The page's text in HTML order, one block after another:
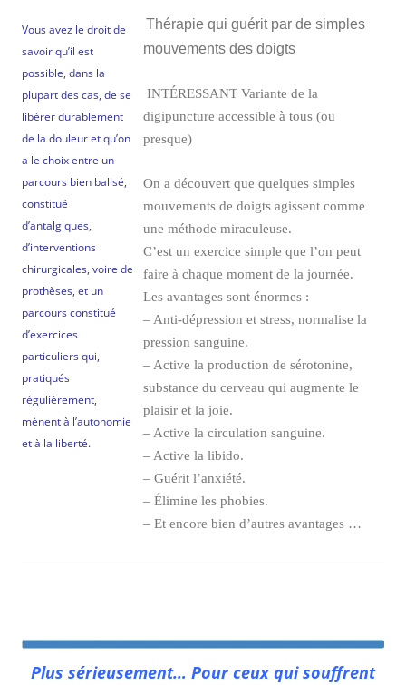
Vous avez le droit de
savoir qu’il est
possible, dans la
plupart des cas, de se
libérer durablement
de la douleur et qu’on
a le choix entre un
parcours bien balisé,
constitué
d’antalgiques,
d’interventions
chirurgicales, voire de
prothèses, et un
parcours constitué
d’exercices
particuliers qui,
pratiqués
régulièrement,
mènent à l’autonomie
et à la liberté.
Thérapie qui guérit par de simples
mouvements des doigts
INTÉRESSANT Variante de la
digipuncture accessible à tous (ou
presque)
On a découvert que quelques simples
mouvements de doigts agissent comme
une méthode miraculeuse.
C’est un exercice simple que l’on peut
faire à chaque moment de la journée.
Les avantages sont énormes :
– Anti-dépression et stress, normalise la
pression sanguine.
– Active la production de sérotonine,
substance du cerveau qui augmente le
plaisir et la joie.
– Active la circulation sanguine.
– Active la libido.
– Guérit l’anxiété.
– Élimine les phobies.
– Et encore bien d’autres avantages …
Plus sérieusement… Pour ceux qui souffrent